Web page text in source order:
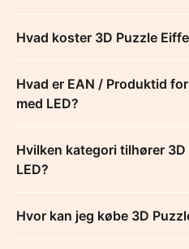
Hvad koster 3D Puzzle
Hvad er EAN / Produktid
med LED?
Hvilken kategori tilhører
LED?
Hvor kan jeg købe 3D